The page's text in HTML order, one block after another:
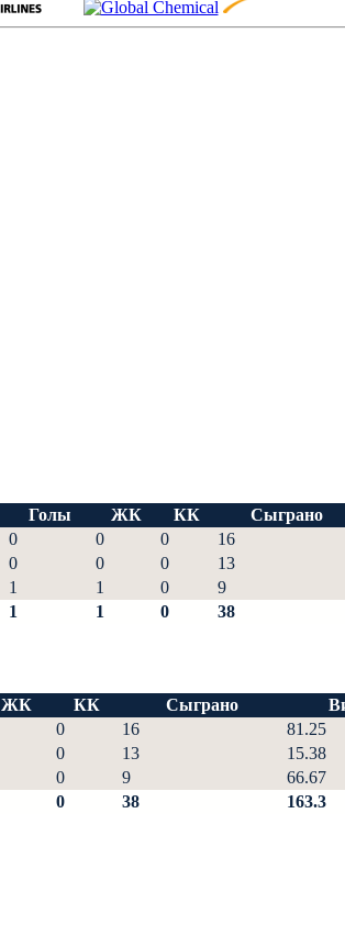
Голы ЖК КК Сыграно
0 0 0 16
0 0 0 13
1 1 0 9
1 1 0 38
ЖК КК Сыграно
0 16 81.25
0 13 15.38
0 9 66.67
0 38 163.3